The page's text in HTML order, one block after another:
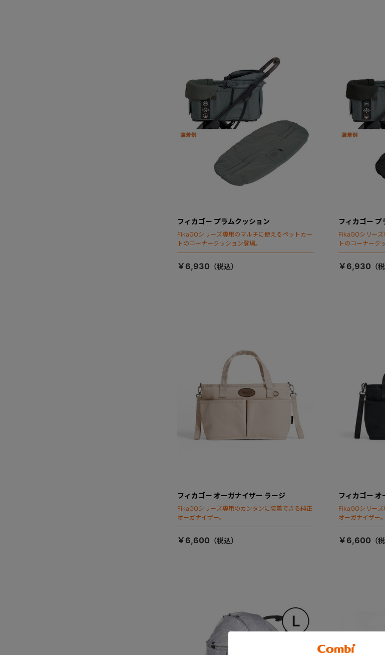
フィカゴー プラムクッション
FikaGOシリーズ専用のマルチに使えるペットカー
トのコーナークッション登場。
￥6,930
フィカゴー プ
FikaGOシリー
トのコーナーク
￥6,930
フィカゴー オーガナイザー ラージ
FikaGOシリーズ専用のカンタンに装着できる純正
オーガナイザー。
￥6,600
フィカゴー オ
FikaGOシリー
オーガナイザー。
￥6,600